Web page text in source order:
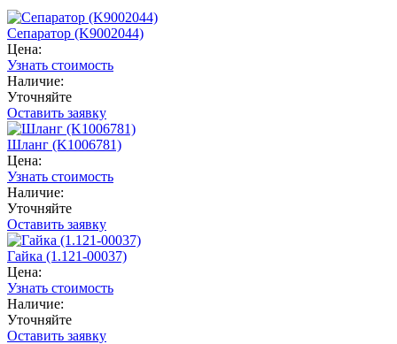
Сепаратор (K9002044)
Цена:
Узнать стоимость
Наличие:
Уточняйте
Оставить заявку
Шланг (K1006781)
Цена:
Узнать стоимость
Наличие:
Уточняйте
Оставить заявку
Гайка (1.121-00037)
Цена:
Узнать стоимость
Наличие:
Уточняйте
Оставить заявку